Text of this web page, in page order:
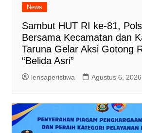
News
Sambut HUT RI ke-81,
Bersama Kecamatan dan
Taruna Gelar Aksi Gotong
“Belida Asri”
lensaperistiwa Agustus 6, 2026